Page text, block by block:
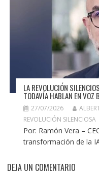
LA REVOLUCIÓN
TODAVÍA HABLAN EN VOZ
27/07/2026
REVOLUCIÓN SILENCIOSA
Por: Ramón Vera –
transformación de la
DEJA UN COMENTARIO